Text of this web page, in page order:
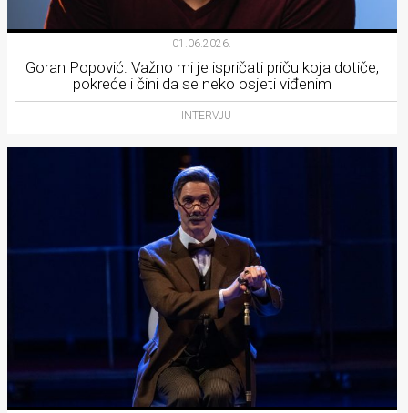
01.06.2026.
Goran Popović: Važno mi je ispričati priču koja dotiče,
pokreće i čini da se neko osjeti viđenim
INTERVJU